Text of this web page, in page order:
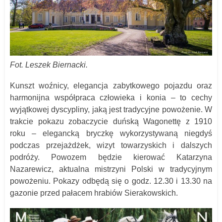
Fot. Leszek Biernacki.
Kunszt woźnicy, elegancja zabytkowego pojazdu oraz
harmonijna współpraca człowieka i konia – to cechy
wyjątkowej dyscypliny, jaką jest tradycyjne powożenie. W
trakcie pokazu zobaczycie duńską Wagonettę z 1910
roku – elegancką bryczkę wykorzystywaną niegdyś
podczas przejażdżek, wizyt towarzyskich i dalszych
podróży. Powozem będzie kierować Katarzyna
Nazarewicz, aktualna mistrzyni Polski w tradycyjnym
powożeniu. Pokazy odbędą się o godz. 12.30 i 13.30 na
gazonie przed pałacem hrabiów Sierakowskich.